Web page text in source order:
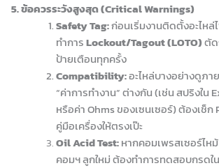
5. ข้อควรระวังสูงสุด (Critical Warnings)
Safety Tag:ก่อนเริ่มงานติดตั้งอะไห
ทำการLockout/Tagout (LOTO)ตัด
ป้ายเตือนทุกครั้ง
Compatibility:อะไหล่บางอย่างดูภา
“ค่าการทำงาน” ต่างกัน (เช่น สปริงใน
หรือค่า Ohms ของเซนเซอร์) ต้องเช็ก
คู่มือเครื่องให้ตรงเป๊ะ
Oil Acid Test:หากคอมเพรสเซอร์ไห
คอมฯ ลูกใหม่ ต้องทำการทดสอบกรดใ